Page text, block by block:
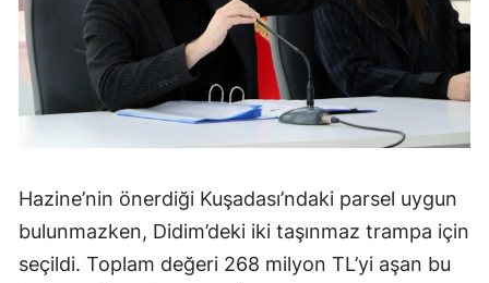
Hazine’nin önerdiği Kuşadası’ndaki parsel uygun
bulunmazken, Didim’deki iki taşınmaz trampa için
seçildi. Toplam değeri 268 milyon TL’yi aşan bu